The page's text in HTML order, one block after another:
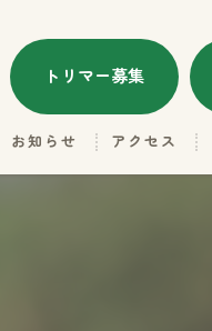
トリマー募集
お知らせ アクセス